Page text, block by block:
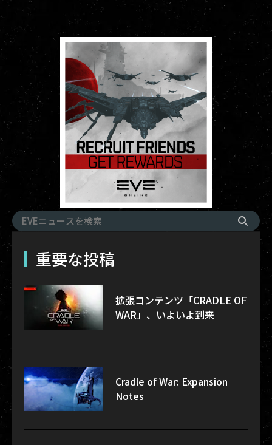
重要な投稿
拡張コンテンツ「CRADLE OF
WAR」、いよいよ到来
Cradle of War: Expansion
Notes